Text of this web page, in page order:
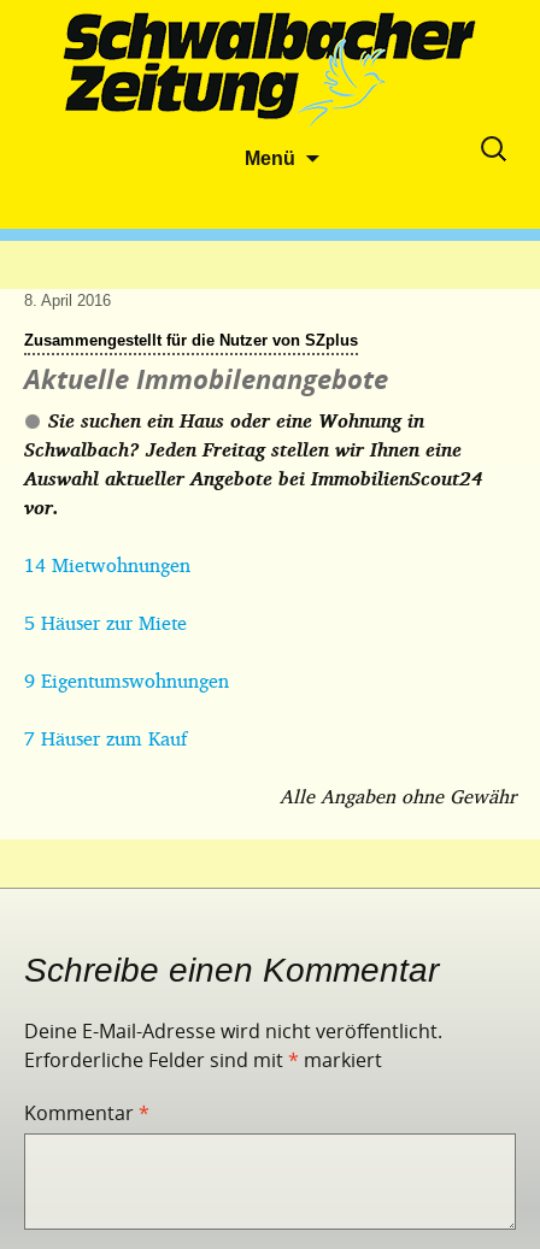
Menü
Suche
8. April 2016
Zusammengestellt für die Nutzer von SZplus
Aktuelle Immobilenangebote
Sie suchen ein Haus oder eine Wohnung in
Schwalbach? Jeden Freitag stellen wir Ihnen eine
Auswahl aktueller Angebote bei ImmobilienScout24
vor.
14 Mietwohnungen
5 Häuser zur Miete
9 Eigentumswohnungen
7 Häuser zum Kauf
Alle Angaben ohne Gewähr
Schreibe einen Kommentar
Deine E-Mail-Adresse wird nicht veröffentlicht.
Erforderliche Felder sind mit* markiert
Kommentar*